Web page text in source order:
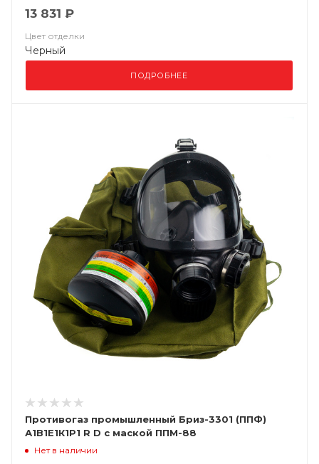
13 831 ₽
Цвет отделки
Черный
ПОДРОБНЕЕ
Противогаз промышленный Бриз-3301 (ППФ)
А1В1Е1К1Р1 R D с маской ППМ-88
Нет в наличии